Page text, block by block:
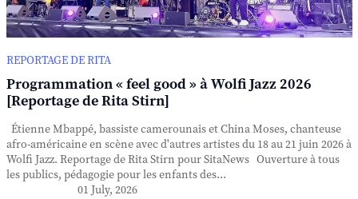
REPORTAGE DE RITA
Programmation « feel good » à Wolfi Jazz 2026
[Reportage de Rita Stirn]
Étienne Mbappé, bassiste camerounais et China Moses, chanteuse
afro-américaine en scène avec d'autres artistes du 18 au 21 juin 2026 à
Wolfi Jazz. Reportage de Rita Stirn pour SitaNews Ouverture à tous
les publics, pédagogie pour les enfants des...
01 July, 2026